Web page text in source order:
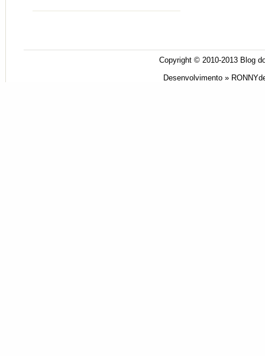
Copyright © 2010-2013 Blog
Desenvolvimento »